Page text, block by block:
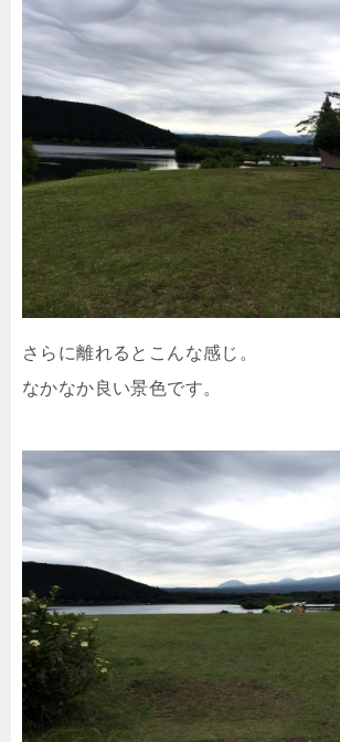
さらに離れるとこんな感じ。
なかなか良い景色です。